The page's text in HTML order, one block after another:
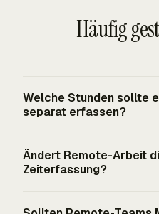
Häufig
Welche Stunden sollte
separat erfassen?
Arbeit, Meetings,
Verwaltungszeit und
Ändert Remote-Arbeit
Zeiterfassung?